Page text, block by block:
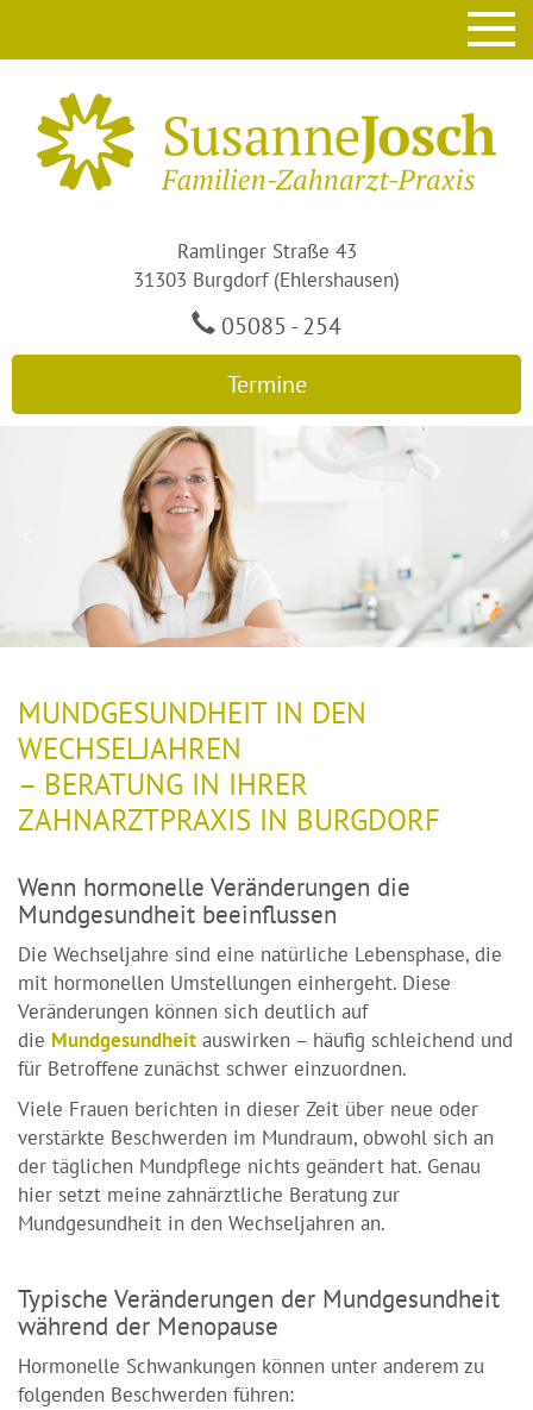
Ramlinger Straße 43
31303 Burgdorf (Ehlershausen)
05085 - 254
Termine
MUNDGESUNDHEIT IN DEN
WECHSELJAHREN
– BERATUNG IN IHRER
ZAHNARZTPRAXIS IN BURGDORF
Wenn hormonelle Veränderungen die
Mundgesundheit beeinflussen
Die Wechseljahre sind eine natürliche Lebensphase, die
mit hormonellen Umstellungen einhergeht. Diese
Veränderungen können sich deutlich auf
die Mundgesundheit auswirken – häufig schleichend und
für Betroffene zunächst schwer einzuordnen.
Viele Frauen berichten in dieser Zeit über neue oder
verstärkte Beschwerden im Mundraum, obwohl sich an
der täglichen Mundpflege nichts geändert hat. Genau
hier setzt meine zahnärztliche Beratung zur
Mundgesundheit in den Wechseljahren an.
Typische Veränderungen der Mundgesundheit
während der Menopause
Hormonelle Schwankungen können unter anderem zu
folgenden Beschwerden führen: